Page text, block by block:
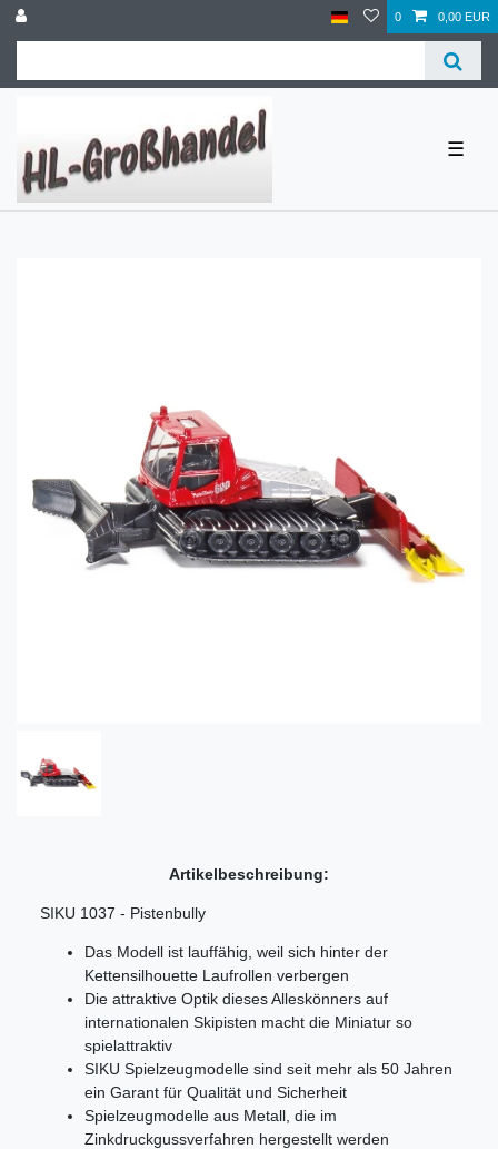
0 0,00 EUR
☰
Artikelbeschreibung:
SIKU 1037 - Pistenbully
Das Modell ist lauffähig, weil sich hinter der
Kettensilhouette Laufrollen verbergen
Die attraktive Optik dieses Alleskönners auf
internationalen Skipisten macht die Miniatur so
spielattraktiv
SIKU Spielzeugmodelle sind seit mehr als 50 Jahren
ein Garant für Qualität und Sicherheit
Spielzeugmodelle aus Metall, die im
Zinkdruckgussverfahren hergestellt werden